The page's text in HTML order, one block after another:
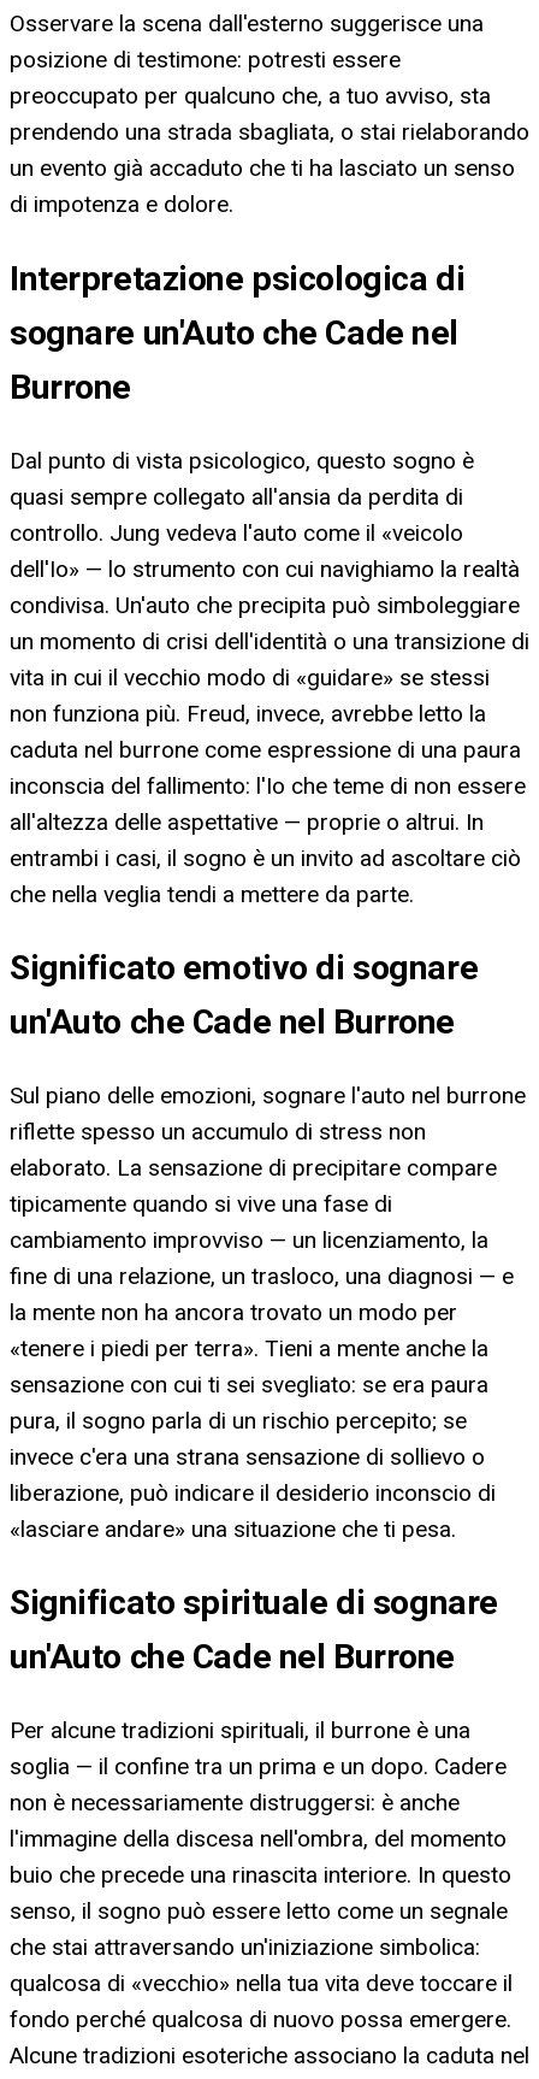
Osservare la scena dall'esterno suggerisce una
posizione di testimone: potresti essere
preoccupato per qualcuno che, a tuo avviso, sta
prendendo una strada sbagliata, o stai rielaborando
un evento già accaduto che ti ha lasciato un senso
di impotenza e dolore.
Interpretazione psicologica di
sognare un'Auto che Cade nel
Burrone
Dal punto di vista psicologico, questo sogno è
quasi sempre collegato all'ansia da perdita di
controllo. Jung vedeva l'auto come il «veicolo
dell'Io» — lo strumento con cui navighiamo la realtà
condivisa. Un'auto che precipita può simboleggiare
un momento di crisi dell'identità o una transizione di
vita in cui il vecchio modo di «guidare» se stessi
non funziona più. Freud, invece, avrebbe letto la
caduta nel burrone come espressione di una paura
inconscia del fallimento: l'Io che teme di non essere
all'altezza delle aspettative — proprie o altrui. In
entrambi i casi, il sogno è un invito ad ascoltare ciò
che nella veglia tendi a mettere da parte.
Significato emotivo di sognare
un'Auto che Cade nel Burrone
Sul piano delle emozioni, sognare l'auto nel burrone
riflette spesso un accumulo di stress non
elaborato. La sensazione di precipitare compare
tipicamente quando si vive una fase di
cambiamento improvviso — un licenziamento, la
fine di una relazione, un trasloco, una diagnosi — e
la mente non ha ancora trovato un modo per
«tenere i piedi per terra». Tieni a mente anche la
sensazione con cui ti sei svegliato: se era paura
pura, il sogno parla di un rischio percepito; se
invece c'era una strana sensazione di sollievo o
liberazione, può indicare il desiderio inconscio di
«lasciare andare» una situazione che ti pesa.
Significato spirituale di sognare
un'Auto che Cade nel Burrone
Per alcune tradizioni spirituali, il burrone è una
soglia — il confine tra un prima e un dopo. Cadere
non è necessariamente distruggersi: è anche
l'immagine della discesa nell'ombra, del momento
buio che precede una rinascita interiore. In questo
senso, il sogno può essere letto come un segnale
che stai attraversando un'iniziazione simbolica:
qualcosa di «vecchio» nella tua vita deve toccare il
fondo perché qualcosa di nuovo possa emergere.
Alcune tradizioni esoteriche associano la caduta nel